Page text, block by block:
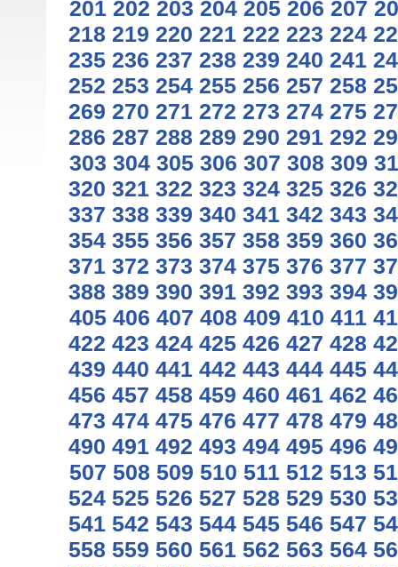
201 202 203 204 205 206 207
218 219 220 221 222 223 224
235 236 237 238 239 240 241
252 253 254 255 256 257 258
269 270 271 272 273 274 275
286 287 288 289 290 291 292
303 304 305 306 307 308 309
320 321 322 323 324 325 326
337 338 339 340 341 342 343
354 355 356 357 358 359 360
371 372 373 374 375 376 377
388 389 390 391 392 393 394
405 406 407 408 409 410 411
422 423 424 425 426 427 428
439 440 441 442 443 444 445
456 457 458 459 460 461 462
473 474 475 476 477 478 479
490 491 492 493 494 495 496
507 508 509 510 511 512 513
524 525 526 527 528 529 530
541 542 543 544 545 546 547
558 559 560 561 562 563 564